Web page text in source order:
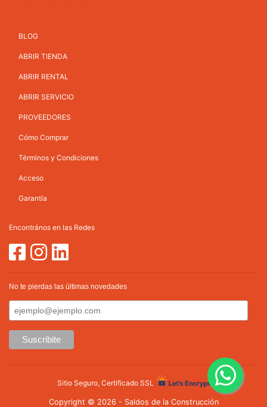
BLOG
ABRIR TIENDA
ABRIR RENTAL
ABRIR SERVICIO
PROVEEDORES
Cómo Comprar
Términos y Condiciones
Acceso
Garantía
Encontrános en las Redes
No te pierdas las últimas novedades
Sitio Seguro, Certificado SSL
Copyright © 2026 - Saldos de la Construcción